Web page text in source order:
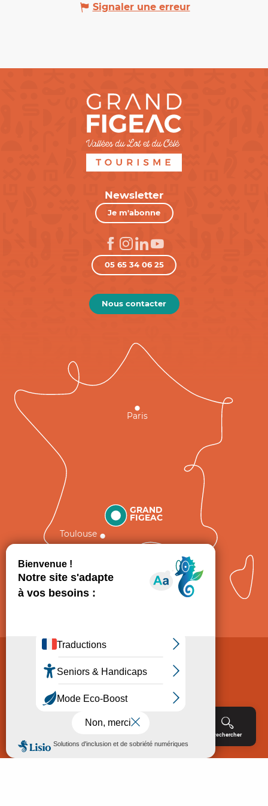
Rechercher
Signaler une erreur
Newsletter
Je m'abonne
05 65 34 06 25
Nous contacter
GRAND
FIGEAC
Toulouse
Paris
Politique de Protection des données
Consentement
Accessibilité : non conforme